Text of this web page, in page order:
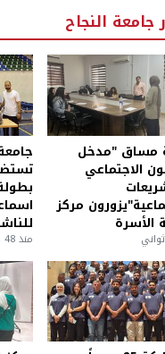
جامعة النجاح
مساق "مدخل
الاجتماعي
مركز
الأسرة
منذ 48 دقيقة